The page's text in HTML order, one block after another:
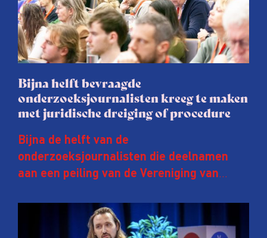
Bijna helft bevraagde
onderzoeksjournalisten kreeg te maken
met juridische dreiging of procedure
Bijna de helft van de
onderzoeksjournalisten die deelnamen
aan een peiling van de Vereniging van
afgelopen twee jaar te maken met
juridische dreiging of een juridische